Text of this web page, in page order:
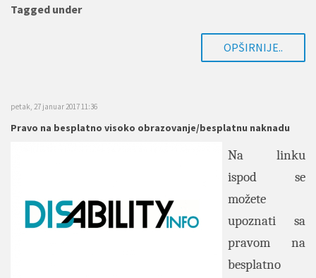
Tagged under
OPŠIRNIJE..
petak, 27 januar 2017 11:36
Pravo na besplatno visoko obrazovanje/besplatnu naknadu
Na linku
ispod se
možete
upoznati sa
pravom na
besplatno